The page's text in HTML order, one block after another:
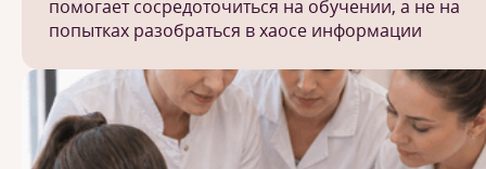
помогает сосредоточиться на обучении, а не на
попытках разобраться в хаосе информации